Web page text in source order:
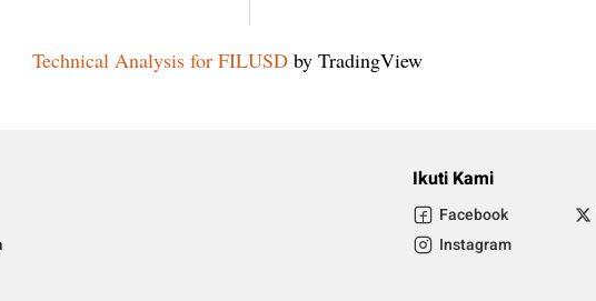
Technical Analysis for FILUSD by TradingView
Ikuti Kami
Facebook
Instagram